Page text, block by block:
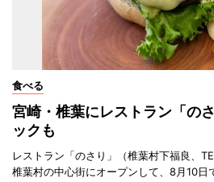
食べる
宮崎・椎葉にレストラン「の
ックも
レストラン「のさり」（椎葉村下福良、
椎葉村の中心街にオープンして、8月10日